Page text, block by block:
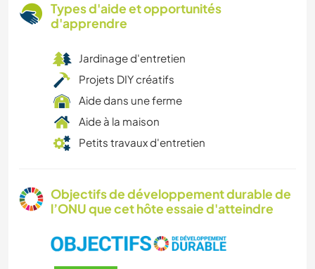
Types d'aide et opportunités
d'apprendre
Jardinage d'entretien
Projets DIY créatifs
Aide dans une ferme
Aide à la maison
Petits travaux d'entretien
Objectifs de développement durable de
l’ONU que cet hôte essaie d'atteindre